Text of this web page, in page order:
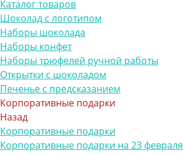
Каталог товаров
Шоколад с логотипом
Наборы шоколада
Наборы конфет
Наборы трюфелей ручной работы
Открытки с шоколадом
Печенье с предсказанием
Корпоративные подарки
Назад
Корпоративные подарки
Корпоративные подарки на 23 февраля